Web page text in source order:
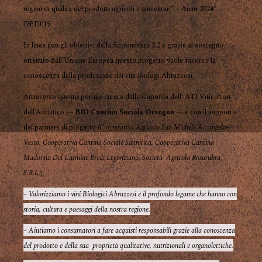
regimi di qualità dei prodotti agricoli e alimentari” – Anno 2024” –
DPD019
In linea con gli obiettivi della Sottomisura 3.2 e grazie al sostegno
ottenuto dall’Unione Europea questo progetto vuole favorire la
conoscenza della produzione dei vini Biologi Abruzzesi.
Attraverso questo portale curato dalla Capofila dell’ ATI Viticoltori
dell’Adriatico —BIO Cantina Sociale Orsogna— e con il supporto
dei partners di progetto (Cooperativa Agricola San Michele Arcangelo-
Vasto, Cooperativa Cantina Sociale Sannitica, Cooperativa Cantina
Madonna Del Carmine Eredi Legonziano, Società Agricola Rosarubra
S.R.L.),
– Valorizziamo i vini Biologici Abruzzesi e il profondo legame che hanno con
storia, cultura e paesaggi della nostra regione.
– Aiutiamo i consumatori a fare acquisti responsabili grazie alla conoscenza
del prodotto e della sua proprietà qualitative, nutrizionali e organolettiche.